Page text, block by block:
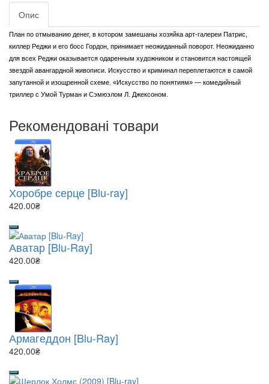
Опис
План по отмыванию денег, в котором замешаны хозяйка арт-галереи Патрис,
киллер Реджи и его босс Гордон, принимает неожиданный поворот. Неожиданно
для всех Реджи оказывается одаренным художником и становится настоящей
звездой авангардной живописи. Искусство и криминал переплетаются в самой
запутанной и изощренной схеме. «Искусство по понятиям» — комедийный
триллер с Умой Турман и Сэмюэлом Л. Джексоном.
Рекомендовані товари
Хоробре серце [Blu-ray]
420.00₴
Аватар [Blu-Ray]
420.00₴
Армагеддон [Blu-Ray]
420.00₴